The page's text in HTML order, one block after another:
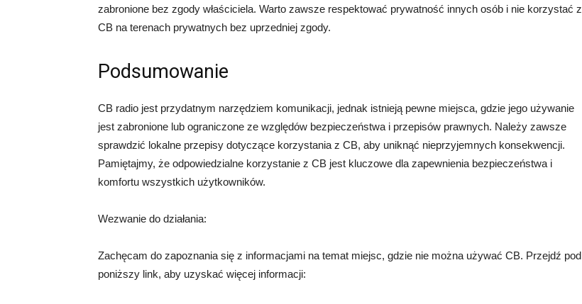
zabronione bez zgody właściciela. Warto zawsze respektować prywatność innych osób i nie korzystać z
CB na terenach prywatnych bez uprzedniej zgody.
Podsumowanie
CB radio jest przydatnym narzędziem komunikacji, jednak istnieją pewne miejsca, gdzie jego używanie
jest zabronione lub ograniczone ze względów bezpieczeństwa i przepisów prawnych. Należy zawsze
sprawdzić lokalne przepisy dotyczące korzystania z CB, aby uniknąć nieprzyjemnych konsekwencji.
Pamiętajmy, że odpowiedzialne korzystanie z CB jest kluczowe dla zapewnienia bezpieczeństwa i
komfortu wszystkich użytkowników.
Wezwanie do działania:
Zachęcam do zapoznania się z informacjami na temat miejsc, gdzie nie można używać CB. Przejdź pod
poniższy link, aby uzyskać więcej informacji: